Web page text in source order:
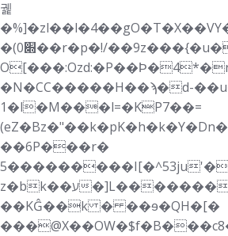
궱
�(0׍��r�p�!/��9z���{�u�+m�-��M��ͦ넉
�N�CC�����H��ϡ�d-
1�l�M���l=�KP7��=
��6P���r�
z�bk��ע�]L���������b:Ђ�%ɫD�N�)��1٬e�"�Y28@.
��KĜ��k � ��ɘ�QH�[�